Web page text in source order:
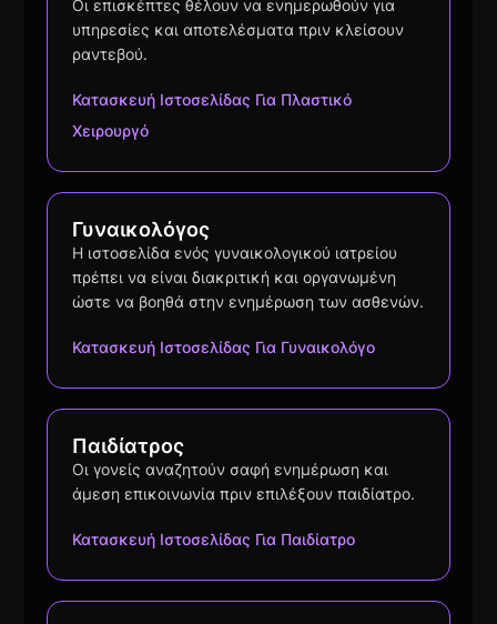
Οι επισκέπτες θέλουν να ενημερωθούν για
υπηρεσίες και αποτελέσματα πριν κλείσουν
ραντεβού.
Κατασκευή Ιστοσελίδας Για Πλαστικό
Χειρουργό
Γυναικολόγος
Η ιστοσελίδα ενός γυναικολογικού ιατρείου
πρέπει να είναι διακριτική και οργανωμένη
ώστε να βοηθά στην ενημέρωση των ασθενών.
Κατασκευή Ιστοσελίδας Για Γυναικολόγο
Παιδίατρος
Οι γονείς αναζητούν σαφή ενημέρωση και
άμεση επικοινωνία πριν επιλέξουν παιδίατρο.
Κατασκευή Ιστοσελίδας Για Παιδίατρο